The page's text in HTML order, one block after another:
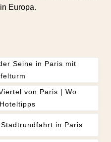
Europa.
Seine in Paris mit
von Paris | Wo
in Paris